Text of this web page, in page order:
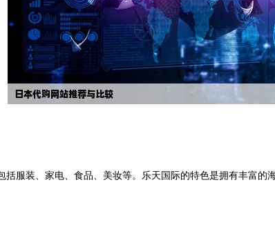
服装、家电、食品、美妆等。乐天国际的特色是拥有丰富的